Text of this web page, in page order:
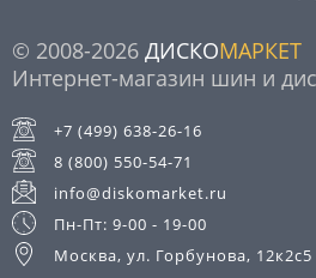
© 2008-2026 ДИСКОМАРКЕТ
Интернет-магазин шин и
+7 (499) 638-26-16
8 (800) 550-54-71
info@diskomarket.ru
Пн-Пт: 9-00 - 19-00
Москва, ул. Горбунова, 12к2с5